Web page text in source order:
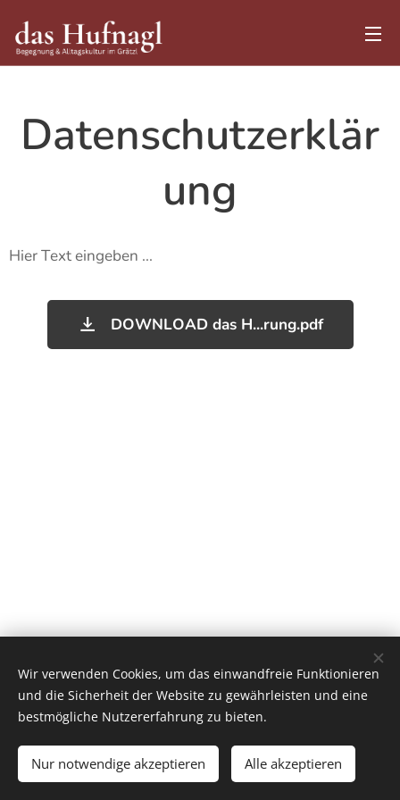
Datenschutzerklär
ung
Hier Text eingeben ...
DOWNLOAD das H...rung.pdf
© 2026 Alle Rechte vorbehalten
Cookies
Wir verwenden Cookies, um das einwandfreie Funktionieren
und die Sicherheit der Website zu gewährleisten und eine
bestmögliche Nutzererfahrung zu bieten.
Nur notwendige akzeptieren Alle akzeptieren